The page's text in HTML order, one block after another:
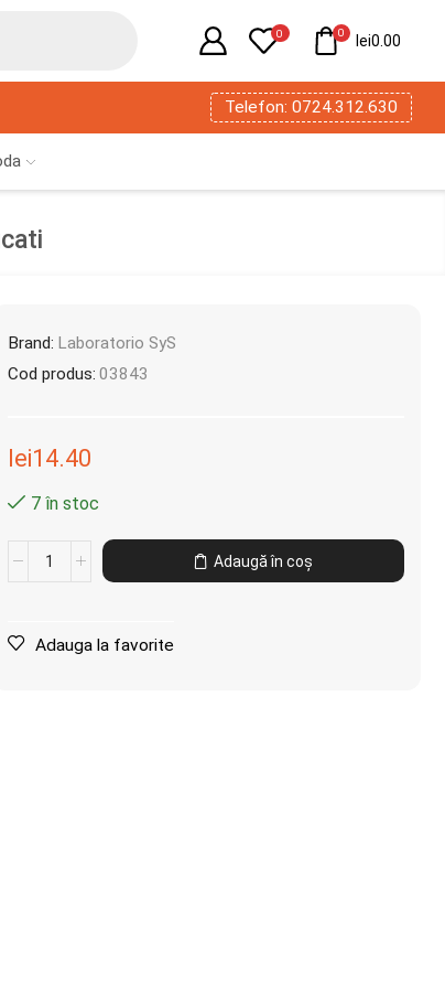
0 0 lei0.00
Telefon: 0724.312.630
Brand: Laboratorio SyS
Cod produs: 03843
lei14.40
7 în stoc
Adaugă în coș
Adauga la favorite